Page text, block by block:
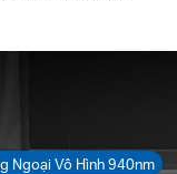
Ngoại Vô Hình 940nm